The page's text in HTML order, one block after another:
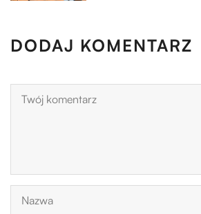
DODAJ KOMENTARZ